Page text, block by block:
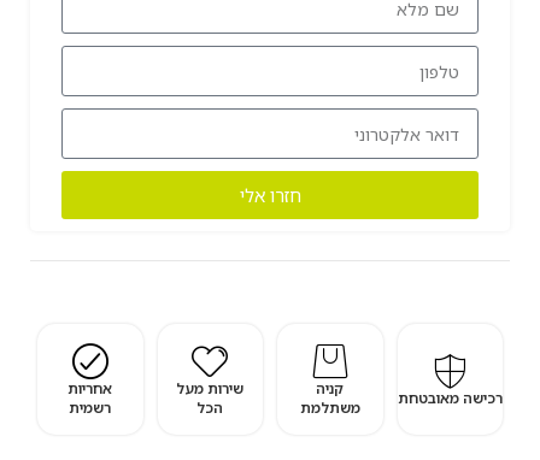
חזרו אלי
רכישה מאובטחת
קניה
משתלמת
שירות מעל
הכל
אחריות
רשמית